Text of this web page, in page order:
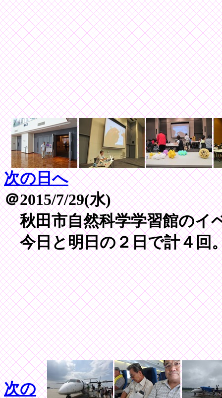
次の日へ
＠2015/7/29(水)
秋田市自然科学学習館のイ
今日と明日の２日で計４回
次の